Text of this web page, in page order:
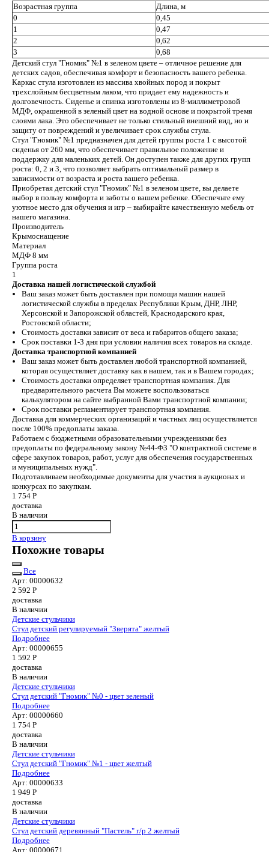
Возрастная группа
Длина, м
0
0,45
1
0,47
2
0,62
3
0,68
Детский стул "Гномик" №1 в зеленом цвете – отличное решение для
детских садов, обеспечивая комфорт и безопасность вашего ребенка.
Каркас стула изготовлен из массива хвойных пород и покрыт
трехслойным бесцветным лаком, что придает ему надежность и
долговечность. Сиденье и спинка изготовлены из 8-миллиметровой
МДФ, окрашенной в зеленый цвет на водной основе и покрытой тремя
слоями лака. Это обеспечивает не только стильный внешний вид, но и
защиту от повреждений и увеличивает срок службы стула.
Стул "Гномик" №1 предназначен для детей группы роста 1 с высотой
сиденья от 260 мм, что обеспечивает правильное положение и
поддержку для маленьких детей. Он доступен также для других групп
роста: 0, 2 и 3, что позволяет выбрать оптимальный размер в
зависимости от возраста и роста вашего ребенка.
Приобретая детский стул "Гномик" №1 в зеленом цвете, вы делаете
выбор в пользу комфорта и заботы о вашем ребенке. Обеспечьте ему
уютное место для обучения и игр – выбирайте качественную мебель от
нашего магазина.
Производитель
Крымоснащение
Материал
МДФ 8 мм
Группа роста
1
Доставка нашей логистической службой
Ваш заказ может быть доставлен при помощи машин нашей
логистической службы в пределах Республики Крым, ДНР, ЛНР,
Херсонской и Запорожской областей, Краснодарского края,
Ростовской области;
Стоимость доставки зависит от веса и габаритов общего заказа;
Срок поставки 1-3 дня при условии наличия всех товаров на складе.
Доставка транспортной компанией
Ваш заказ может быть доставлен любой транспортной компанией,
которая осуществляет доставку как в нашем, так и в Вашем городах;
Стоимость доставки определяет транспортная компания. Для
предварительного расчета Вы можете воспользоваться
калькулятором на сайте выбранной Вами транспортной компании;
Срок поставки регламентирует транспортная компания.
Доставка для коммерческих организаций и частных лиц осуществляется
после 100% предоплаты заказа.
Работаем с бюджетными образовательными учреждениями без
предоплаты по федеральному закону №44-Ф3 "О контрактной системе в
сфере закупок товаров, работ, услуг для обеспечения государственных
и муниципальных нужд".
Подготавливаем необходимые документы для участия в аукционах и
конкурсах по закупкам.
1 754 Р
доставка
В наличии
В корзину
Похожие товары
Все
Арт: 00000632
2 592 Р
доставка
В наличии
Детские стульчики
Стул детский регулируемый "Зверята" желтый
Подробнее
Арт: 00000655
1 592 Р
доставка
В наличии
Детские стульчики
Стул детский "Гномик" №0 - цвет зеленый
Подробнее
Арт: 00000660
1 754Р
доставка
В наличии
Детские стульчики
Стул детский "Гномик" №1 - цвет желтый
Подробнее
Арт: 00000633
1 949 Р
доставка
В наличии
Детские стульчики
Cтул детский деревянный "Пастель" г/р 2 желтый
Подробнее
Арт: 00000671